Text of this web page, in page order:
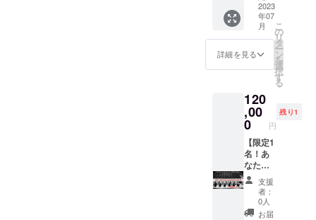
は、別
途メー
ルにて
お送り
いたし
※ライブ
ト代は
含まれ
ません
ので、
お越し
の方は
別途予
約下さ
い。
ど、全
て支援
者様の
売上と
なりま
※【備考
SNSア
カウン
トを記
載くだ
さい。
スケ
ジュー
ル調整
をさせ
て頂き
ます。
ペース
(または
スタジ
オ)を貸
し切
り、1対
1の独占
を開催
させて
頂きま
す。 曲
のリク
エスト
も受け
付けま
す！
※YouTu
be上に
2023
年07
月
詳細を見る
こ
の
リ
タ
ー
ン
を
選
択
す
る
120
,00
0 円
残り1
【限定1
名！あ
なたの
為に曲
を作り
ます】
※
支援
者：
0人
お届